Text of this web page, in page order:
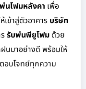
พ่นโฟมหลังคา เพื่อ
ข้าสู่ตัวอาคาร บริษัท
รับพ่นพียูโฟม ด้วย
นมาอย่างดี พร้อมให้
อบโจทย์ทุกความ